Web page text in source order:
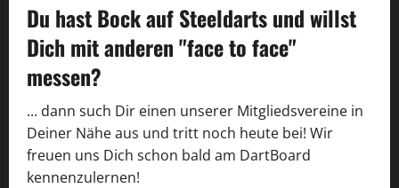
Du hast Bock auf Steeldartsund willst
Dich mit anderen "face to face"
messen?
... dann such Dir einen unserer Mitgliedsvereine in
Deiner Nähe aus und tritt noch heute bei! Wir
freuen uns Dich schon bald am DartBoard
kennenzulernen!